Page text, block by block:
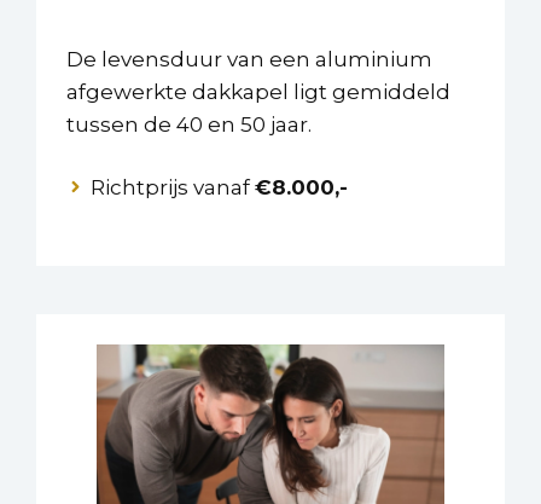
De levensduur van een aluminium
afgewerkte dakkapel ligt gemiddeld
tussen de 40 en 50 jaar.
Richtprijs vanaf€8.000,-